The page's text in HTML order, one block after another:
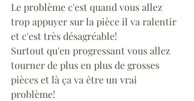
Le problème c'est quand vous allez
trop appuyer sur la pièce il va ralentir
et c'est très désagréable!
Surtout qu'en progressant vous allez
tourner de plus en plus de grosses
pièces et là ça va être un vrai
problème!